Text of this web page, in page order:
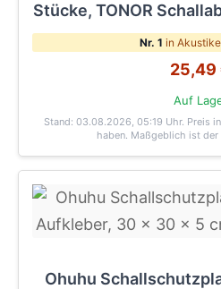
Stücke, TONOR
Nr. 1 in
25,49
Auf
Stand: 03.08.2026, 05:19 Uhr. Preis
haben. Maßgeblich ist der
Ohuhu